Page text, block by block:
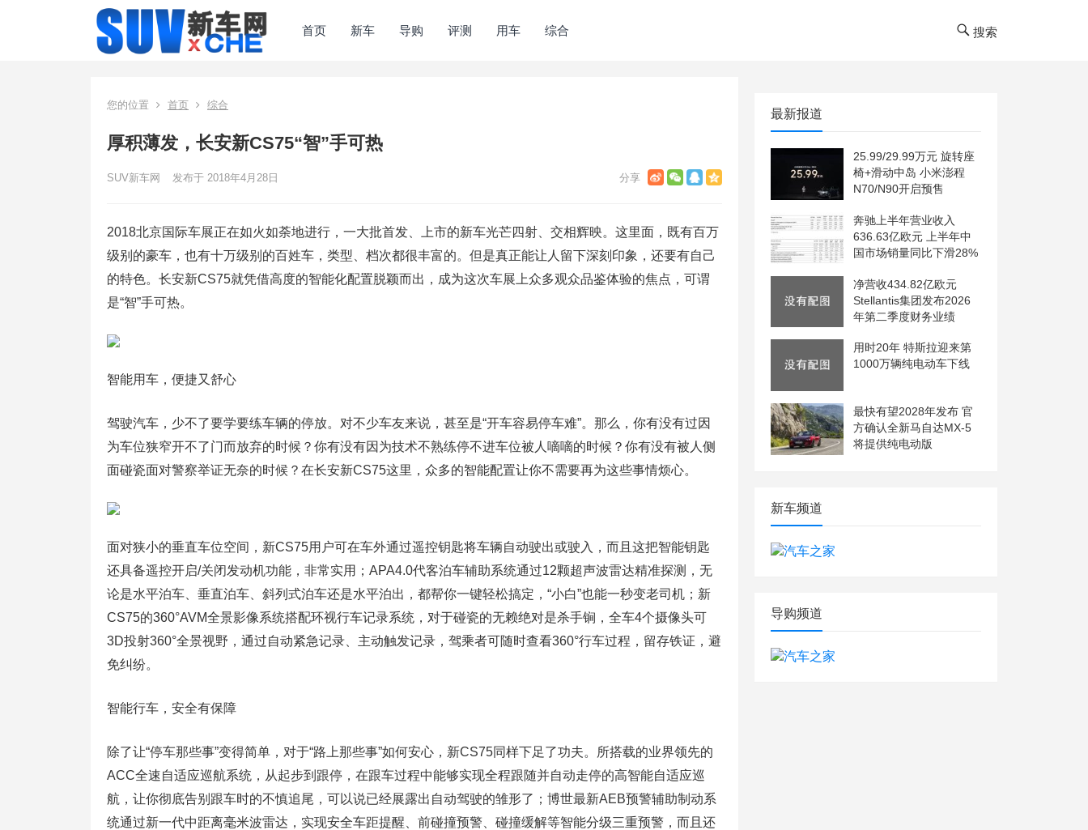
首页 新车 导购 评测 用车 综合 搜索
您的位置 首页 综合
厚积薄发，长安新CS75“智”手可热
SUV新车网 发布于 2018年4月28日
2018北京国际车展正在如火如荼地进行，一大批首发、上市的新车光芒四射、交相辉映。这里面，既有百万
级别的豪车，也有十万级别的百姓车，类型、档次都很丰富的。但是真正能让人留下深刻印象，还要有自己
的特色。长安新CS75就凭借高度的智能化配置脱颖而出，成为这次车展上众多观众品鉴体验的焦点，可谓
是“智”手可热。
智能用车，便捷又舒心
驾驶汽车，少不了要学要练车辆的停放。对不少车友来说，甚至是“开车容易停车难”。那么，你有没有过因
为车位狭窄开不了门而放弃的时候？你有没有因为技术不熟练停不进车位被人嘀嘀的时候？你有没有被人侧
面碰瓷面对警察举证无奈的时候？在长安新CS75这里，众多的智能配置让你不需要再为这些事情烦心。
面对狭小的垂直车位空间，新CS75用户可在车外通过遥控钥匙将车辆自动驶出或驶入，而且这把智能钥匙
还具备遥控开启/关闭发动机功能，非常实用；APA4.0代客泊车辅助系统通过12颗超声波雷达精准探测，无
论是水平泊车、垂直泊车、斜列式泊车还是水平泊出，都帮你一键轻松搞定，“小白”也能一秒变老司机；新
CS75的360°AVM全景影像系统搭配环视行车记录系统，对于碰瓷的无赖绝对是杀手锏，全车4个摄像头可
3D投射360°全景视野，通过自动紧急记录、主动触发记录，驾乘者可随时查看360°行车过程，留存铁证，避
免纠纷。
智能行车，安全有保障
除了让“停车那些事”变得简单，对于“路上那些事”如何安心，新CS75同样下足了功夫。所搭载的业界领先的
ACC全速自适应巡航系统，从起步到跟停，在跟车过程中能够实现全程跟随并自动走停的高智能自适应巡
航，让你彻底告别跟车时的不慎追尾，可以说已经展露出自动驾驶的雏形了；博世最新AEB预警辅助制动系
统通过新一代中距离毫米波雷达，实现安全车距提醒、前碰撞预警、碰撞缓解等智能分级三重预警，而且还
最新报道
25.99/29.99万元 旋转座
椅+滑动中岛 小米澎程
N70/N90开启预售
奔驰上半年营业收入
636.63亿欧元 上半年中
国市场销量同比下滑28%
净营收434.82亿欧元
Stellantis集团发布2026
年第二季度财务业绩
用时20年 特斯拉迎来第
1000万辆纯电动车下线
最快有望2028年发布 官
方确认全新马自达MX-5
将提供纯电动版
新车频道
导购频道